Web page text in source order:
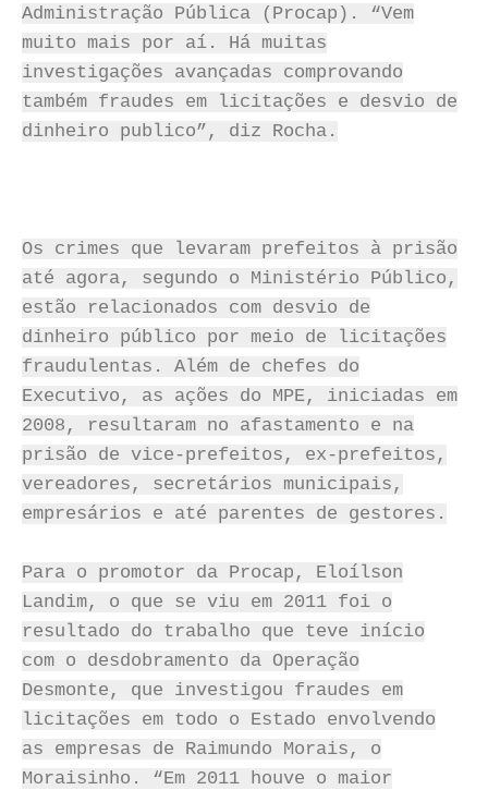
Administração Pública (Procap). “Vem
muito mais por aí. Há muitas
investigações avançadas comprovando
também fraudes em licitações e desvio de
dinheiro publico”, diz Rocha.
Os crimes que levaram prefeitos à prisão
até agora, segundo o Ministério Público,
estão relacionados com desvio de
dinheiro público por meio de licitações
fraudulentas. Além de chefes do
Executivo, as ações do MPE, iniciadas em
2008, resultaram no afastamento e na
prisão de vice-prefeitos, ex-prefeitos,
vereadores, secretários municipais,
empresários e até parentes de gestores.
Para o promotor da Procap, Eloílson
Landim, o que se viu em 2011 foi o
resultado do trabalho que teve início
com o desdobramento da Operação
Desmonte, que investigou fraudes em
licitações em todo o Estado envolvendo
as empresas de Raimundo Morais, o
Moraisinho. “Em 2011 houve o maior